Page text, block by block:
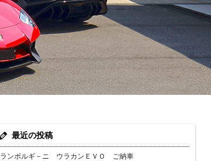
最近の投稿
ランボルギ－ニ ウラカンＥＶＯ ご納車